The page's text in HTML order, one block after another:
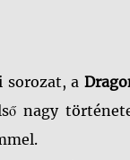
sorozat, a
nagy